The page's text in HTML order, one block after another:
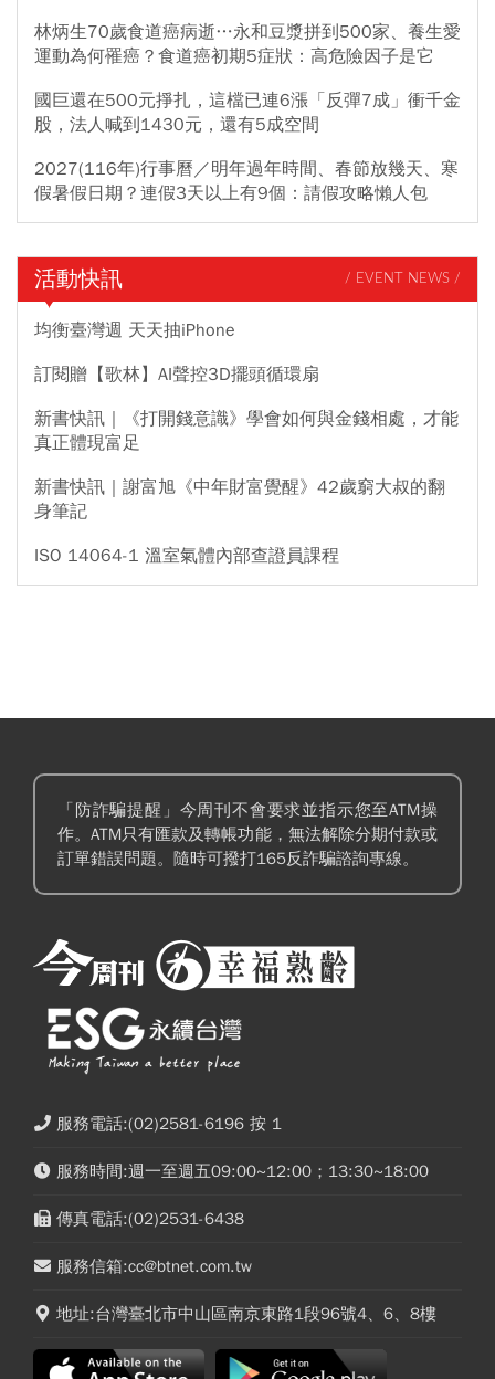
林炳生70歲食道癌病逝…永和豆漿拼到500家、養生愛
運動為何罹癌？食道癌初期5症狀：高危險因子是它
國巨還在500元掙扎，這檔已連6漲「反彈7成」衝千金
股，法人喊到1430元，還有5成空間
2027(116年)行事曆／明年過年時間、春節放幾天、寒
假暑假日期？連假3天以上有9個：請假攻略懶人包
活動快訊 / EVENT NEWS /
均衡臺灣週 天天抽iPhone
訂閱贈【歌林】AI聲控3D擺頭循環扇
新書快訊｜《打開錢意識》學會如何與金錢相處，才能
真正體現富足
新書快訊｜謝富旭《中年財富覺醒》42歲窮大叔的翻
身筆記
ISO 14064-1 溫室氣體內部查證員課程
「防詐騙提醒」今周刊不會要求並指示您至ATM操
作。ATM只有匯款及轉帳功能，無法解除分期付款或
訂單錯誤問題。隨時可撥打165反詐騙諮詢專線。
服務電話:(02)2581-6196 按 1
服務時間:週一至週五09:00~12:00；13:30~18:00
傳真電話:(02)2531-6438
服務信箱:cc@btnet.com.tw
地址:台灣臺北市中山區南京東路1段96號4、6、8樓